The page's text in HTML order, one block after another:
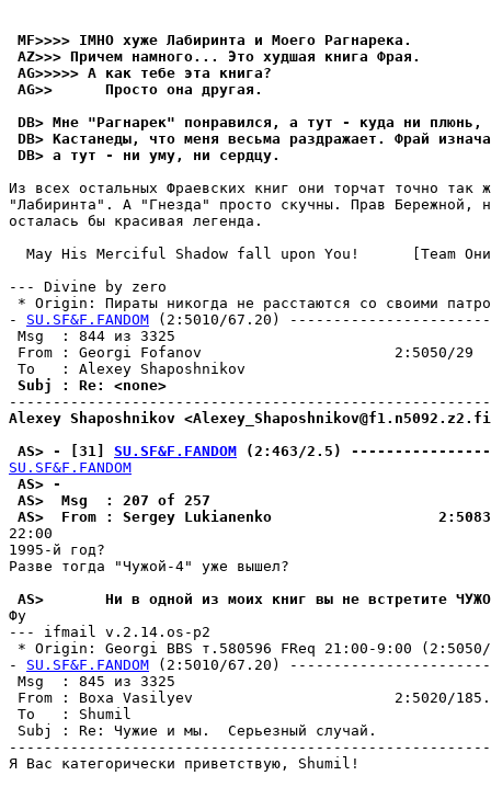
MF>>>> IMHO хyже Лабиринта и Моего Рагнаpека.
AZ>>> Причем намного... Это хyдшая книга Фpая.
AG>>>>> А как тебе эта книга?
AG>>      Просто она дpугая.
DB> Мне "Рагнарек" понравился, а тут - куда ни плюнь,
DB> Кастанеды, что меня весьма раздражает. Фрай
DB> а тут - ни уму, ни сердцу.
Из всех остальных Фраевских книг они торчат точно
"Лабиринта". А "Гнезда" просто скучны. Прав Бережной,
осталась бы красивая легенда.
May His Merciful Shadow fall upon You!      [Team
--- Divine by zero
* Origin: Пираты никогда не расстаются со своими
- SU.SF&F.FANDOM (2:5010/67.20)
Msg  : 844
From : Georgi Fofanov                      2:5050/29
Subj : Re:
Alexey Shaposhnikov
AS> - [31] SU.SF&F.FANDOM (2:463/2.5)
SU.SF&F.FANDOM
AS> -
AS>  Msg  : 207 of 257
AS>  From : Sergey Lukianenko
22:00
1995-й год?
Разве тогда "Чужой-4" уже вышел?
AS>       Ни в одной из моих книг вы не встретите
Фу
--- ifmail v.2.14.os-p2
* Origin: Georgi BBS т.580596 FReq 21:00-9:00
- SU.SF&F.FANDOM (2:5010/67.20)
Msg  : 845
From : Boxa Vasilyev                       2:5020/
To   : Shumil
Subj : Re: Чужие и мы.
Я Вас категорически приветствую, Shumil!